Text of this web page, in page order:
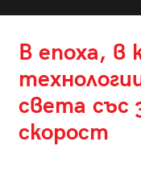
В епоха, в
света със
скорост